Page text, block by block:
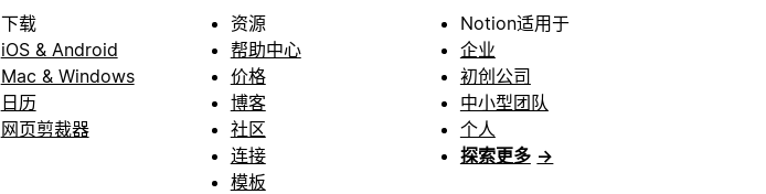
下载
iOS & Android
Mac & Windows
日历
网页剪裁器
资源
帮助中心
价格
博客
社区
连接
模板
Notion适用于
企业
初创公司
中小型团队
个人
探索更多 →